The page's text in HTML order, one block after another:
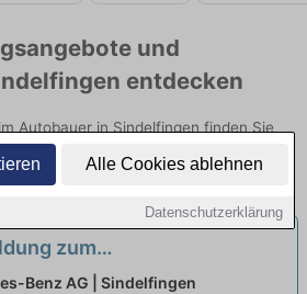
Alle Cookies ablehnen
Datenschutzerklärung
und
entdecken
Autobauer in Sindelfingen finden Sie
Sie freie Optionen von Top-
Sie sich noch heute.
zum
(w/m/d)
Benz AG | Sindelfingen